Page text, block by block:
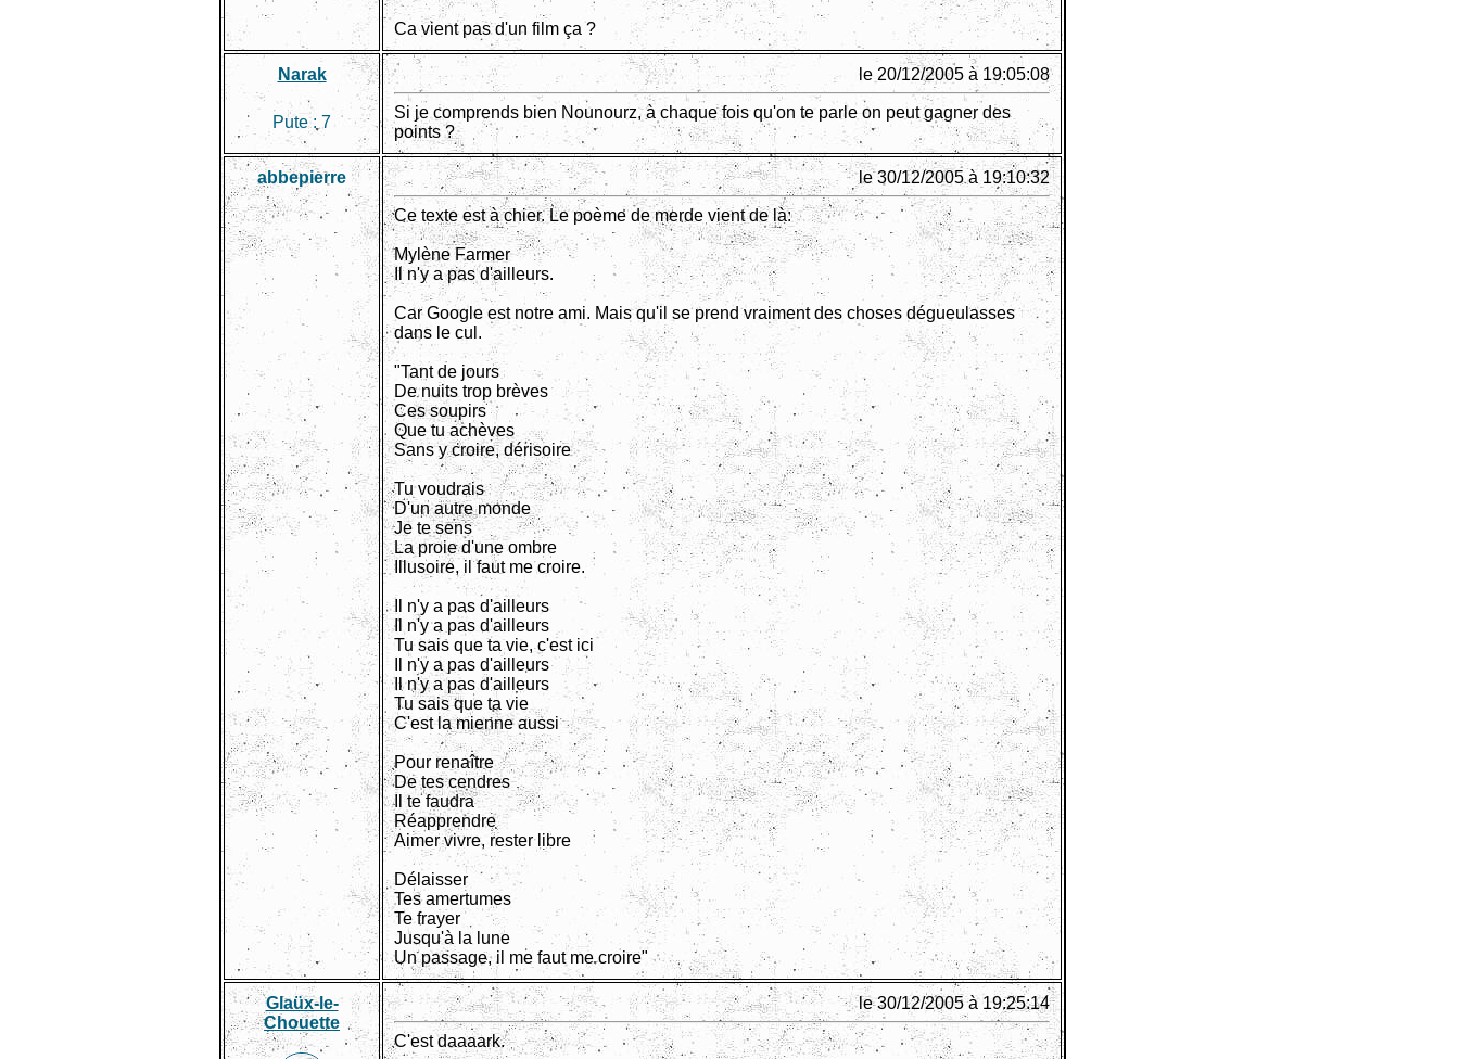
Ca vient pas d'un film ça ?
Narak
Pute : 7
le 20/12/2005 à 19:05:08
Si je comprends bien Nounourz, à chaque fois qu'on te parle on peut gagner des
points ?
abbepierre le 30/12/2005 à 19:10:32
Ce texte est à chier. Le poème de merde vient de là:
Mylène Farmer
Il n'y a pas d'ailleurs.
Car Google est notre ami. Mais qu'il se prend vraiment des choses dégueulasses
dans le cul.
"Tant de jours
De nuits trop brèves
Ces soupirs
Que tu achèves
Sans y croire, dérisoire
Tu voudrais
D'un autre monde
Je te sens
La proie d'une ombre
Illusoire, il faut me croire.
Il n'y a pas d'ailleurs
Il n'y a pas d'ailleurs
Tu sais que ta vie, c'est ici
Il n'y a pas d'ailleurs
Il n'y a pas d'ailleurs
Tu sais que ta vie
C'est la mienne aussi
Pour renaître
De tes cendres
Il te faudra
Réapprendre
Aimer vivre, rester libre
Délaisser
Tes amertumes
Te frayer
Jusqu'à la lune
Un passage, il me faut me croire"
Glaüx-le-
Chouette
le 30/12/2005 à 19:25:14
C'est daaaark.